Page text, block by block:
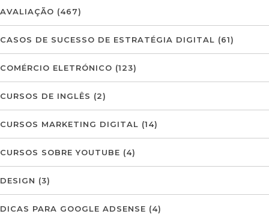
AVALIAÇÃO (467)
CASOS DE SUCESSO DE ESTRATÉGIA DIGITAL (61)
COMÉRCIO ELETRÓNICO (123)
CURSOS DE INGLÊS (2)
CURSOS MARKETING DIGITAL (14)
CURSOS SOBRE YOUTUBE (4)
DESIGN (3)
DICAS PARA GOOGLE ADSENSE (4)